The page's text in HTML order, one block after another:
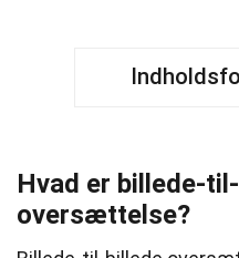
Hvad er billede-
oversættelse?